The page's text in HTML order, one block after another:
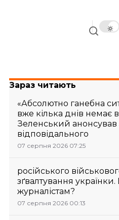
Зараз читають
«Абсолютно ганебна
вже кілька днів немає
Зеленський анонсував
відповідального
07 серпня 2026 07:25
російського
зґвалтування
журналістам?
07 серпня 2026 00:13